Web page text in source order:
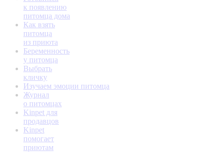
к появлению
питомца дома
Как взять
питомца
из приюта
Беременность
у питомца
Выбрать
кличку
Изучаем эмоции питомца
Журнал
о питомцах
Kinpet для
продавцов
Kinpet
помогает
приютам